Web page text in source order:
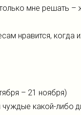
мне решать –
нравится, когда
– 21 ноября)
какой-либо